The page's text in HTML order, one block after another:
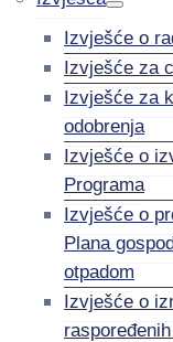
Izvješće o
Izvješće za
Izvješće za
odobrenja
Izvješće o
Programa
Izvješće o
Plana
otpadom
Izvješće o